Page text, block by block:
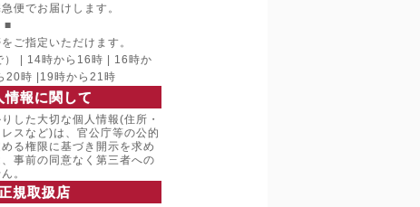
便でお届けします。
■
ご指定いただけます。
） | 14時から16時 | 16時か
20時 |19時から21時
情報に関して
した大切な個人情報(住所・
スなど)は、官公庁等の公的
る権限に基づき開示を求め
事前の同意なく第三者への
。
規取扱店